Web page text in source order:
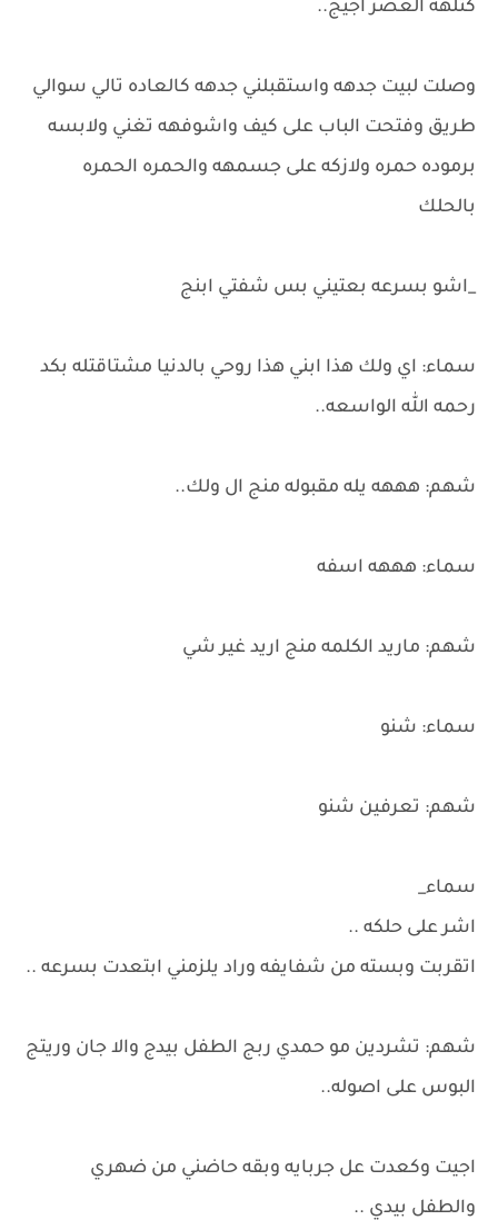
كتلهه العصر اجيج..
وصلت لبيت جدهه واستقبلني جدهه كالعاده تالي سوالي
طريق وفتحت الباب على كيف واشوفهه تغني ولابسه
برموده حمره ولازكه على جسمهه والحمره الحمره
بالحلك
_اشو بسرعه بعتيني بس شفتي ابنج
سماء: اي ولك هذا ابني هذا روحي بالدنيا مشتاقتله بكد
رحمه الله الواسعه..
شهم: هههه يله مقبوله منج ال ولك..
سماء: هههه اسفه
شهم: ماريد الكلمه منج اريد غير شي
سماء: شنو
شهم: تعرفين شنو
سماء_
اشر على حلكه ..
اتقربت وبسته من شفايفه وراد يلزمني ابتعدت بسرعه ..
شهم: تشردين مو حمدي ربج الطفل بيدج والا جان وريتج
البوس على اصوله..
اجيت وكعدت عل جربايه وبقه حاضني من ضهري
والطفل بيدي ..